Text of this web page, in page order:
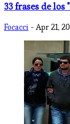
33 frases de
Focacci - Apr 21,